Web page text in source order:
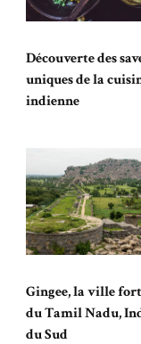
Découverte des
uniques de la
indienne
Gingee, la ville
du Tamil Nadu,
du Sud